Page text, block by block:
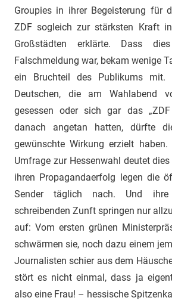
Groupies in ihrer Begeisterung für
ZDF sogleich zur stärksten Kraft
Großstädten erklärte. Dass
Falschmeldung war, bekam wenige
ein Bruchteil des Publikums mit.
Deutschen, die am Wahlabend
gesessen oder sich gar das
danach angetan hatten, dürfte
gewünschte Wirkung erzielt
Umfrage zur Hessenwahl deutet
ihren Propagandaerfolg legen die
Sender täglich nach. Und
schreibenden Zunft springen nur
auf: Vom ersten grünen
schwärmen sie, noch dazu einem
Journalisten schier aus dem
stört es nicht einmal, dass ja
also eine Frau! – hessische